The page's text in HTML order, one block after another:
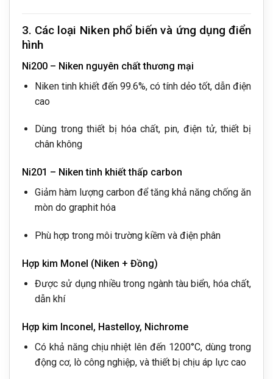
3. Các loại Niken phổ biến và ứng dụng điển
hình
Ni200 – Niken nguyên chất thương mại
Niken tinh khiết đến 99.6%, có tính dẻo tốt, dẫn điện
cao
Dùng trong thiết bị hóa chất, pin, điện tử, thiết bị
chân không
Ni201 – Niken tinh khiết thấp carbon
Giảm hàm lượng carbon để tăng khả năng chống ăn
mòn do graphit hóa
Phù hợp trong môi trường kiềm và điện phân
Hợp kim Monel (Niken + Đồng)
Được sử dụng nhiều trong ngành tàu biển, hóa chất,
dẫn khí
Hợp kim Inconel, Hastelloy, Nichrome
Có khả năng chịu nhiệt lên đến 1200°C, dùng trong
động cơ, lò công nghiệp, và thiết bị chịu áp lực cao